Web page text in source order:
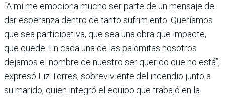
“A mí me emociona mucho ser parte de un mensaje de
dar esperanza dentro de tanto sufrimiento. Queríamos
que sea participativa, que sea una obra que impacte,
que quede. En cada una de las palomitas nosotros
dejamos el nombre de nuestro ser querido que no está”,
expresó Liz Torres, sobreviviente del incendio junto a
su marido, quien integró el equipo que trabajó en la